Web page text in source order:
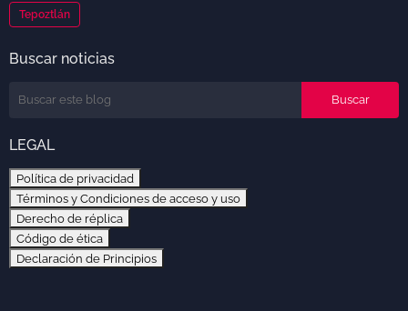
Tepoztlán
Buscar noticias
LEGAL
Política de privacidad
Términos y Condiciones de acceso y uso
Derecho de réplica
Código de ética
Declaración de Principios